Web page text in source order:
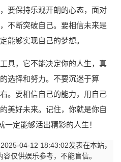
要保持乐观开朗的心态，面对
不断突破自己。要相信未来是
能够实现自己的梦想。
具，它不能决定你的人生，真
选择和努力。不要沉迷于算
。要相信自己的能力，用自己
美好未来。记住，你就是你自
一定能够活出精彩的人生！
04-12 18:43:02发表在本站，
仅供娱乐参考，不能盲信。